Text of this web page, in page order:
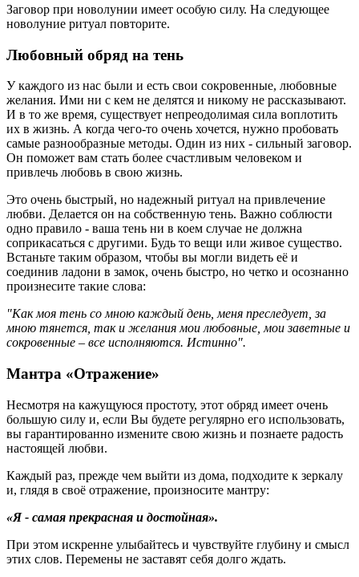
Заговор при новолунии имеет особую силу. На следующее
новолуние ритуал повторите.
Любовный обряд на тень
У каждого из нас были и есть свои сокровенные, любовные
желания. Ими ни с кем не делятся и никому не рассказывают.
И в то же время, существует непреодолимая сила воплотить
их в жизнь. А когда чего-то очень хочется, нужно пробовать
самые разнообразные методы. Один из них - сильный заговор.
Он поможет вам стать более счастливым человеком и
привлечь любовь в свою жизнь.
Это очень быстрый, но надежный ритуал на привлечение
любви. Делается он на собственную тень. Важно соблюсти
одно правило - ваша тень ни в коем случае не должна
соприкасаться с другими. Будь то вещи или живое существо.
Встаньте таким образом, чтобы вы могли видеть её и
соединив ладони в замок, очень быстро, но четко и осознанно
произнесите такие слова:
"Как моя тень со мною каждый день, меня преследует, за
мною тянется, так и желания мои любовные, мои заветные и
сокровенные – все исполняются. Истинно".
Мантра «Отражение»
Несмотря на кажущуюся простоту, этот обряд имеет очень
большую силу и, если Вы будете регулярно его использовать,
вы гарантированно измените свою жизнь и познаете радость
настоящей любви.
Каждый раз, прежде чем выйти из дома, подходите к зеркалу
и, глядя в своё отражение, произносите мантру:
«Я - самая прекрасная и достойная».
При этом искренне улыбайтесь и чувствуйте глубину и смысл
этих слов. Перемены не заставят себя долго ждать.